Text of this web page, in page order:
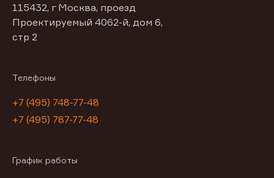
115432, г Москва, проезд
Проектируемый 4062-й, дом 6,
стр 2
Телефоны
+7 (495) 748-77-48
+7 (495) 787-77-48
График работы